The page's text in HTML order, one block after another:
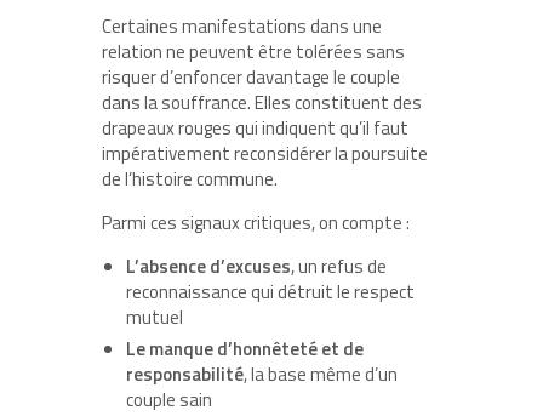
Certaines manifestations dans une
relation ne peuvent être tolérées sans
risquer d’enfoncer davantage le couple
dans la souffrance. Elles constituent des
drapeaux rouges qui indiquent qu’il faut
impérativement reconsidérer la poursuite
de l’histoire commune.
Parmi ces signaux critiques, on compte :
L’absence d’excuses, un refus de
reconnaissance qui détruit le respect
mutuel
Le manque d’honnêteté et de
responsabilité, la base même d’un
couple sain